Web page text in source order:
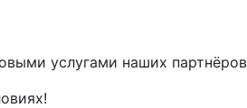
услугами наших